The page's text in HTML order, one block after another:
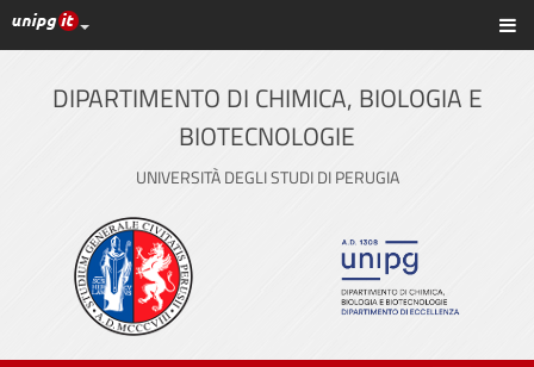
Vai
al
contenuto
principale
Link ai principali servizi web di Ateneo
DIPARTIMENTO DI CHIMICA, BIOLOGIA E
BIOTECNOLOGIE
UNIVERSITÀ DEGLI STUDI DI PERUGIA